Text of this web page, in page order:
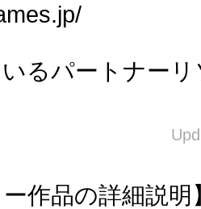
いるパートナー
ー作品の詳細説明